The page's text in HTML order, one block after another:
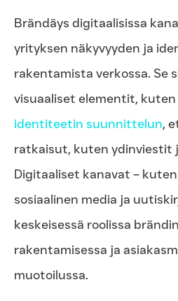
Brändäys digitaalisissa
yrityksen näkyvyyden ja
rakentamista verkossa. Se
visuaaliset elementit, kuten
identiteetin suunnittelun,
ratkaisut, kuten ydinviestit
Digitaaliset kanavat –
sosiaalinen media ja
keskeisessä roolissa
rakentamisessa ja
muotoilussa.